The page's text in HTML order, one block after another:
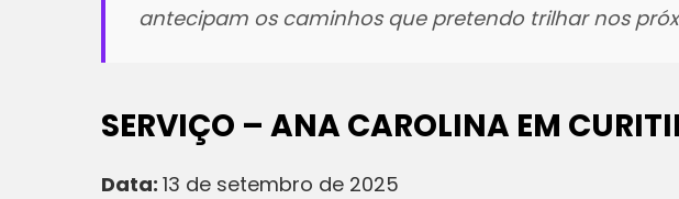
antecipam os caminhos que pretendo trilhar nos
SERVIÇO – ANA CAROLINA EM
Data: 13 de setembro de 2025